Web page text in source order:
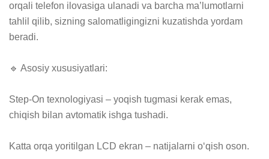
orqali telefon ilovasiga ulanadi va barcha ma’lumotlarni
tahlil qilib, sizning salomatligingizni kuzatishda yordam
beradi.
🔹 Asosiy xususiyatlari:
Step-On texnologiyasi – yoqish tugmasi kerak emas,
chiqish bilan avtomatik ishga tushadi.
Katta orqa yoritilgan LCD ekran – natijalarni o‘qish oson.